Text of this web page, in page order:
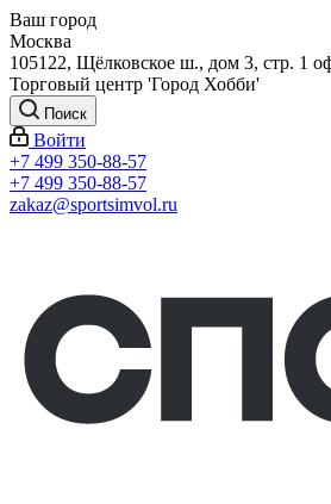
Ваш город
Москва
105122, Щёлковское ш., дом 3, стр. 1
Торговый центр 'Город Хобби'
Поиск
Войти
+7 499 350-88-57
+7 499 350-88-57
zakaz@sportsimvol.ru